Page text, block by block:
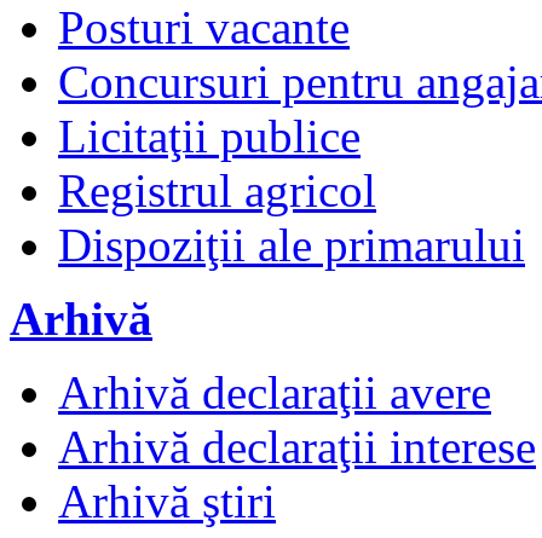
Posturi vacante
Concursuri pentru
Licitaţii publice
Registrul agricol
Dispoziţii ale primarului
Arhivă
Arhivă declaraţii avere
Arhivă declaraţii interese
Arhivă ştiri